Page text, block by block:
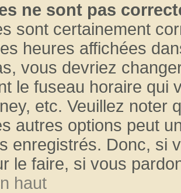
ne sont pas
sont certainement
heures affichées
vous devriez
le fuseau horaire qui
etc. Veuillez noter
autres options peut
enregistrés. Donc, si
le faire, si vous
haut